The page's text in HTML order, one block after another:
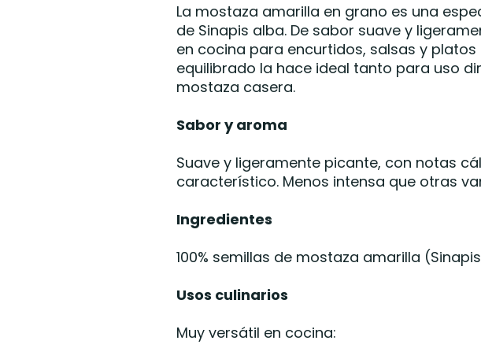
La mostaza amarilla en grano es una
de Sinapis alba. De sabor suave y
en cocina para encurtidos, salsas y platos
equilibrado la hace ideal tanto para uso
mostaza casera.
Sabor y aroma
Suave y ligeramente picante, con notas
característico. Menos intensa que otras
Ingredientes
100% semillas de mostaza amarilla
Usos culinarios
Muy versátil en cocina: